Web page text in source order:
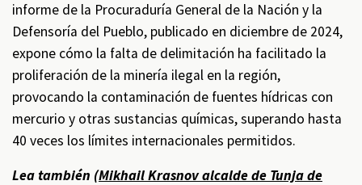
informe de la Procuraduría General de la Nación y la
Defensoría del Pueblo, publicado en diciembre de 2024,
expone cómo la falta de delimitación ha facilitado la
proliferación de la minería ilegal en la región,
provocando la contaminación de fuentes hídricas con
mercurio y otras sustancias químicas, superando hasta
40 veces los límites internacionales permitidos.
Lea también (Mikhail Krasnov alcalde de Tunja de